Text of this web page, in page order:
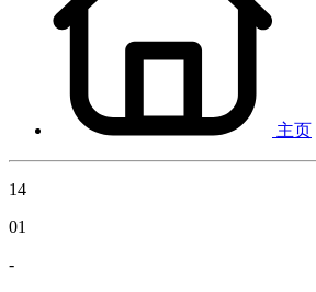
主页
14
01
-